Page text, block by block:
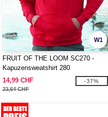
W1
FRUIT OF THE LOOM SC270 -
Kapuzensweatshirt 280
14,99 CHF
23,64 CHF
-37%